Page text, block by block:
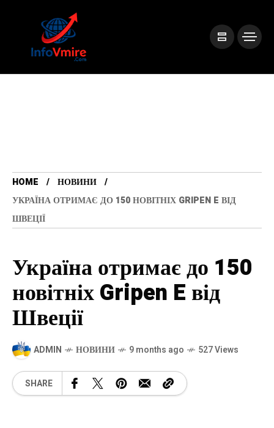
HOME
НОВИНИ
УКРАЇНА ОТРИМАЄ ДО 150 НОВІТНІХ GRIPEN E ВІД
ШВЕЦІЇ
Україна отримає до 150
новітніх Gripen E від
Швеції
ADMIN НОВИНИ 9 months ago 527 Views
SHARE